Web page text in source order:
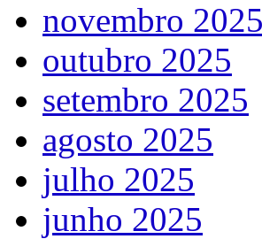
novembro 2025
outubro 2025
setembro 2025
agosto 2025
julho 2025
junho 2025